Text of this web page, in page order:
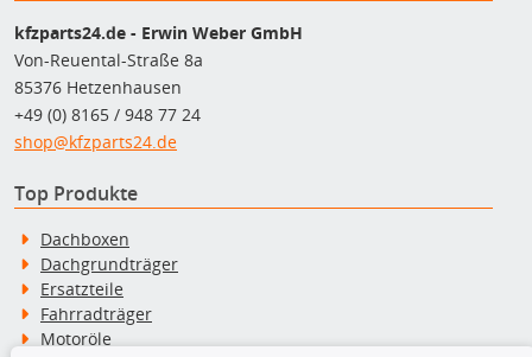
kfzparts24.de - Erwin Weber GmbH
Von-Reuental-Straße 8a
85376 Hetzenhausen
+49 (0) 8165 / 948 77 24
shop@kfzparts24.de
Top Produkte
Dachboxen
Dachgrundträger
Ersatzteile
Fahrradträger
Motoröle